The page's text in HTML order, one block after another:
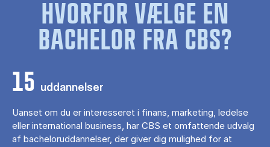
HVORFOR VÆLGE EN
BACHELOR FRA CBS?
15 uddannelser
Uanset om du er interesseret i finans, marketing, ledelse
eller international business, har CBS et omfattende udvalg
af bacheloruddannelser, der giver dig mulighed for at